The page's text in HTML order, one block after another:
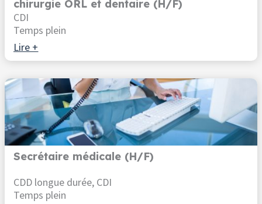
chirurgie ORL et dentaire (H/F)
CDI
Temps plein
Lire +
Secrétaire médicale (H/F)
CDD longue durée, CDI
Temps plein